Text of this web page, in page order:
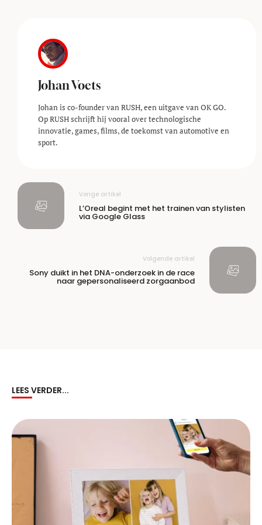
Johan Voets
Johan is co-founder van RUSH, een uitgave van OK GO.
Op RUSH schrijft hij vooral over technologische
innovatie, games, films, de toekomst van automotive en
sport.
Vorige artikel
L’Oreal begint met het trainen van stylisten
via Google Glass
Volgende artikel
Sony duikt in het DNA-onderzoek in de race
naar gepersonaliseerd zorgaanbod
LEES VERDER...